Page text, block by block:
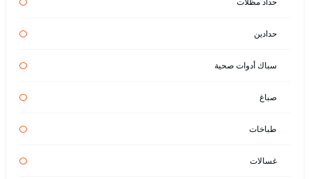
حدادين
سباك أدوات صحية
صباغ
طباخات
غسالات